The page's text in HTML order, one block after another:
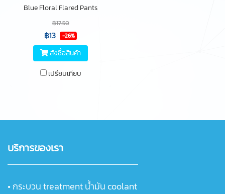
Blue Floral Flared Pants
฿17.50
฿13 -26%
สั่งซื้อสินค้า
เปรียบเทียบ
บริการของเรา
• กระบวน treatment น้ำมัน coolant